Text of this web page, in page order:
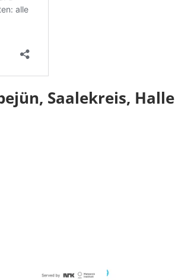
Saalekreis, Halle